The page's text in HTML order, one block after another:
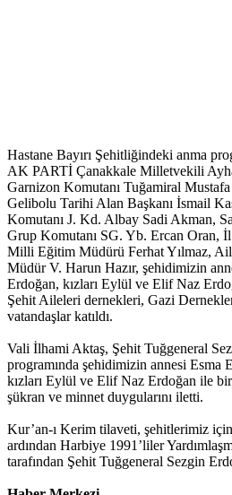
Hastane Bayırı Şehitliğindeki anma
AK PARTİ Çanakkale Milletvekili
Garnizon Komutanı Tuğamiral
Gelibolu Tarihi Alan Başkanı İsmail
Komutanı J. Kd. Albay Sadi Akman,
Grup Komutanı SG. Yb. Ercan Oran,
Milli Eğitim Müdürü Ferhat Yılmaz,
Müdür V. Harun Hazır, şehidimizin
Erdoğan, kızları Eylül ve Elif Naz
Şehit Aileleri dernekleri, Gazi
vatandaşlar katıldı.
Vali İlhami Aktaş, Şehit Tuğgeneral
programında şehidimizin annesi Esma
kızları Eylül ve Elif Naz Erdoğan ile
şükran ve minnet duygularını iletti.
Kur’an-ı Kerim tilaveti, şehitlerimiz için
ardından Harbiye 1991’liler
tarafından Şehit Tuğgeneral Sezgin